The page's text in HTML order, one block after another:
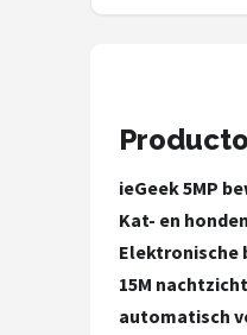
ieGeek 5MP
Kat- en
Elektronische
15M
automatisch